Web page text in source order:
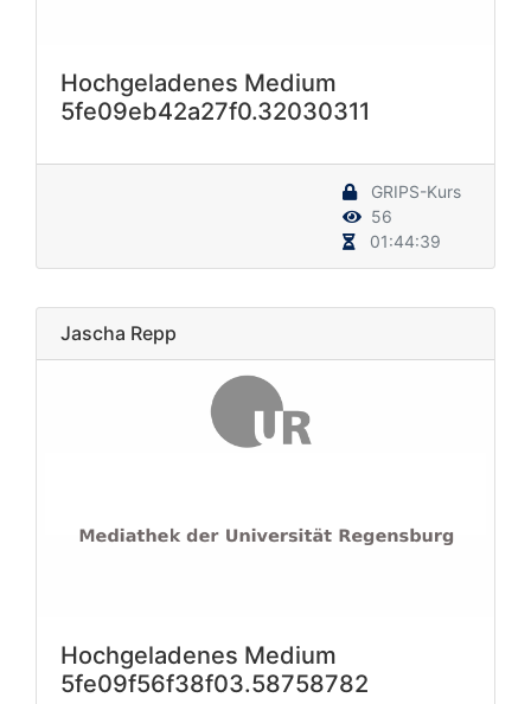
Hochgeladenes Medium
5fe09eb42a27f0.32030311
GRIPS-Kurs
56
01:44:39
Jascha Repp
Hochgeladenes Medium
5fe09f56f38f03.58758782